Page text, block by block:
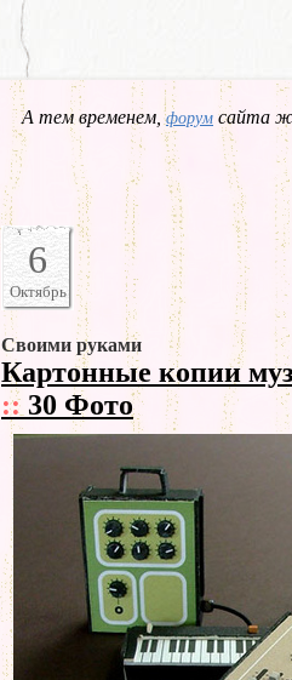
А тем временем,форум сайта
6
Октябрь
Своими руками
Картонные копии
:: 30 Фото